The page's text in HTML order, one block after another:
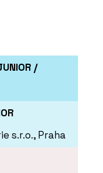
/
s.r.o., Praha